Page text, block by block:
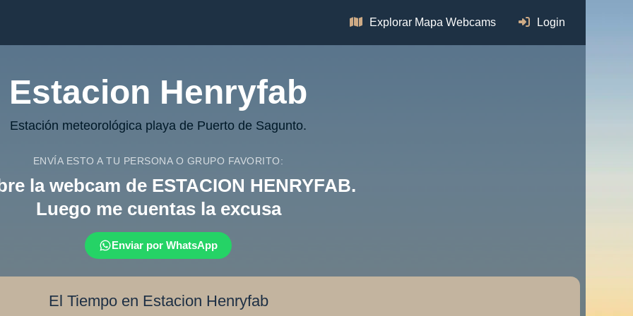
Explorar Mapa Webcams Login
Estacion Henryfab
Estación meteorológica playa de Puerto de Sagunto.
ENVÍA ESTO A TU PERSONA O GRUPO FAVORITO:
la webcam de ESTACION HENRYFAB.
Luego me cuentas la excusa
Enviar por WhatsApp
El Tiempo en Estacion Henryfab